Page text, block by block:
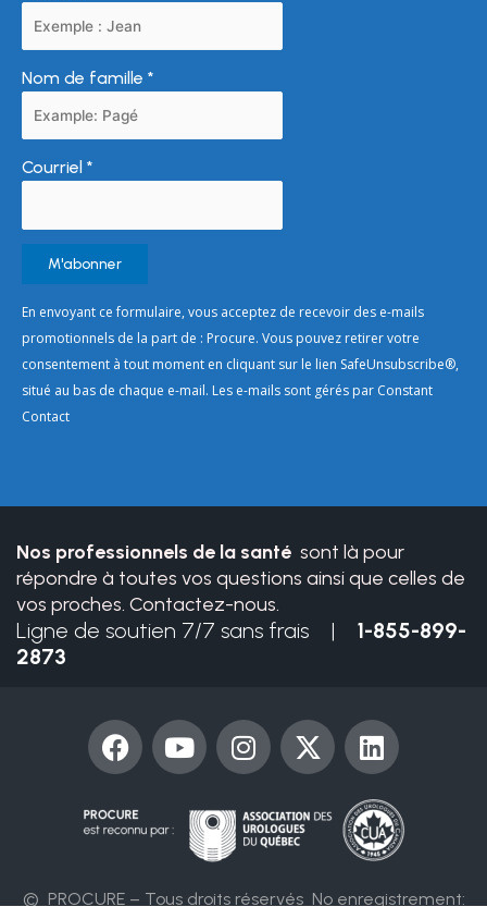
Nom de famille *
Courriel *
Constant
Contact
Use.
Please
leave
En envoyant ce formulaire, vous acceptez de recevoir des e-mails
promotionnels de la part de : Procure. Vous pouvez retirer votre
consentement à tout moment en cliquant sur le lien SafeUnsubscribe®,
situé au bas de chaque e-mail. Les e-mails sont gérés par Constant
Contact
Nos professionnels de la santé sont là pour
répondre à toutes vos questions ainsi que celles de
vos proches. Contactez-nous.
Ligne de soutien 7/7 sans frais | 1-855-899-
2873
© PROCURE – Tous droits réservés No enregistrement:
F
a
e
b
o
Y
o
u
e
I
n
t
a
r
X
-
w
t
L
i
k
e
d
i